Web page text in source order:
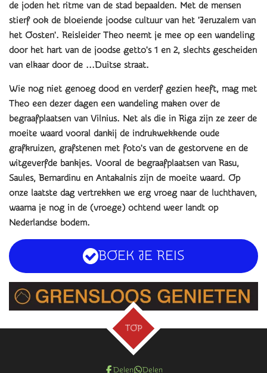
de joden het ritme van de stad bepaalden. Met de mensen
stierf ook de bloeiende joodse cultuur van het 'Jeruzalem van
het Oosten'. Reisleider Theo neemt je mee op een wandeling
door het hart van de joodse getto's 1 en 2, slechts gescheiden
van elkaar door de ...Duitse straat.
Wie nog niet genoeg dood en verderf gezien heeft, mag met
Theo een dezer dagen een wandeling maken over de
begraafplaatsen van Vilnius. Net als die in Riga zijn ze zeer de
moeite waard vooral dankij de indrukwekkende oude
grafkruizen, grafstenen met foto's van de gestorvene en de
witgeverfde bankjes. Vooral de begraafplaatsen van Rasu,
Saules, Bernardinu en Antakalnis zijn de moeite waard. Op
onze laatste dag vertrekken we erg vroeg naar de luchthaven,
waarna je nog in de (vroege) ochtend weer landt op
Nederlandse bodem.
BOEK JE REIS
TOP
Delen Delen